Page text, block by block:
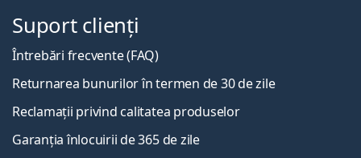
Suport clienți
Întrebări frecvente (FAQ)
Returnarea bunurilor în termen de 30 de zile
Reclamații privind calitatea produselor
Garanția înlocuirii de 365 de zile